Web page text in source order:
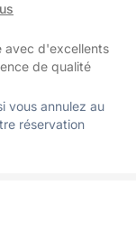
avec d'excellents
de qualité
vous annulez au
réservation